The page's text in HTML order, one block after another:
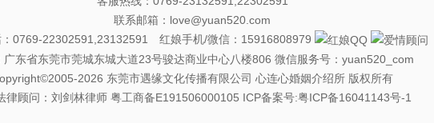
联系邮箱：love@yuan520.com
：0769-22302591,23132591 红娘手机/微信：15916808979
广东省东莞市莞城东城大道23号骏达商业中心八楼806 微信服务号：yuan520_com
2026 东莞市遇缘文化传播有限公司 心连心婚姻介绍所 版权所有
律顾问：刘剑林律师 粤工商备E191506000105 ICP备案号:粤ICP备16041143号-1